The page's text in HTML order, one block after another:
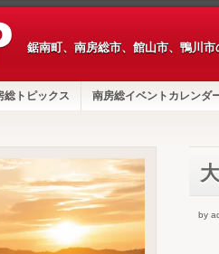
鋸南町、南房総市、館山市、鴨川市
総トピックス 南房総イベントカレンダ
by